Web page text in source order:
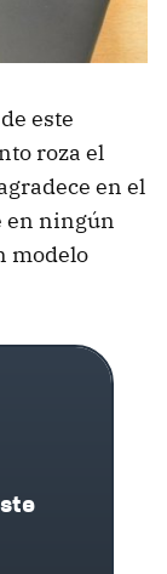
este
roza el
en el
en ningún
modelo